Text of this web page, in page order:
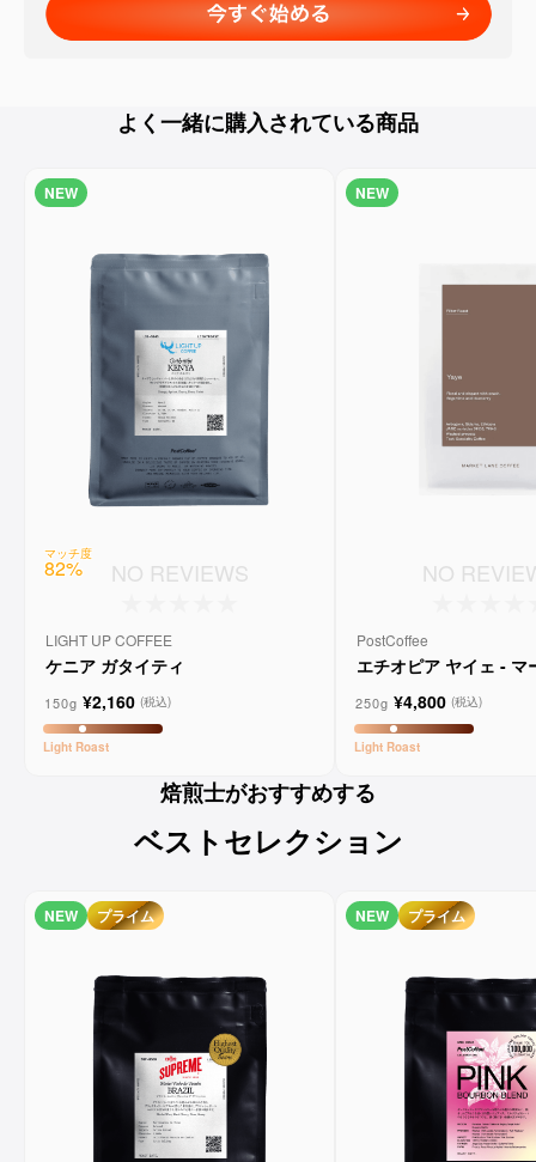
よく一緒に購入されている商品
NEW
マッチ度
82% NO REVIEWS
LIGHT UP COFFEE
ケニア ガタイティ
150g ¥2,160 (税込)
Light Roast
NEW
NO
PostCoffee
エチオピア ヤイェ - マ
250g ¥4,800 (税込)
Light Roast
焙煎士がおすすめする
ベストセレクション
NEW プライム NEW プライム